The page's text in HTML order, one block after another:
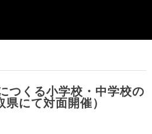
つくる小学校・中学校の
にて対面開催）